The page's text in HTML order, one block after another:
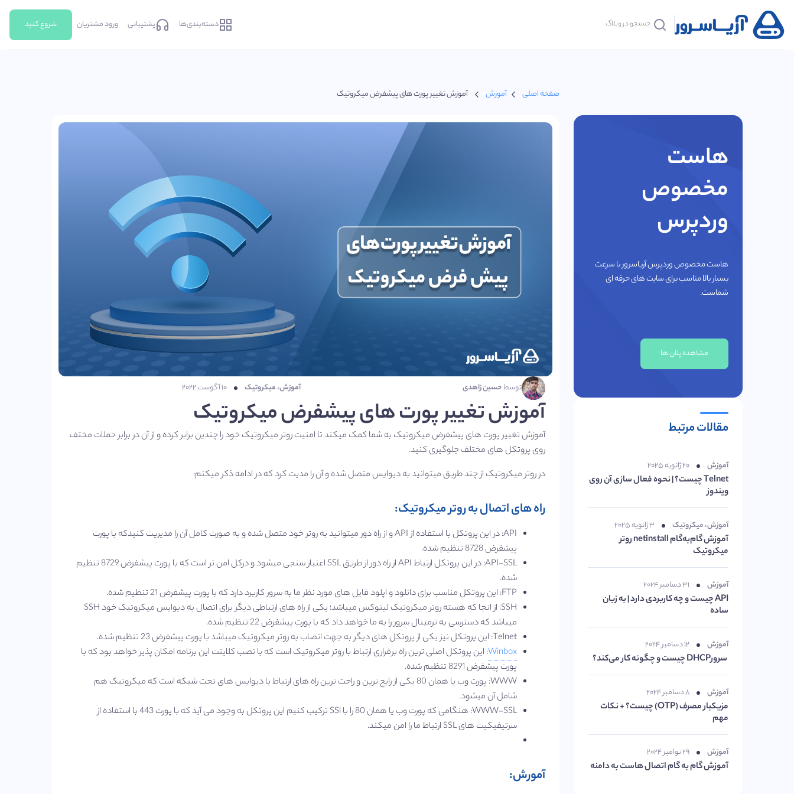
دسته‌بندی‌ها پشتیبانی ورود مشتریان شروع کنید
صفحه اصلی آموزش آموزش تغییر پورت های پیشفرض میکروتیک
هاست
مخصوص
وردپرس
هاست مخصوص وردپرس آریاسرور با سرعت
بسیار بالا مناسب برای سایت های حرفه ای
شماست.
مشاهده پلان ها
مقالات مرتبط
آموزش ۲۰ ژانویه ۲۰۲۵
Telnet چیست؟ | نحوه فعال سازی آن روی
ویندوز
آموزش،میکروتیک ۳ ژانویه ۲۰۲۵
آموزش گام‌به‌گام netinstall روتر
میکروتیک
آموزش ۳۱ دسامبر ۲۰۲۴
API چیست و چه کاربردی دارد | به زبان
ساده
آموزش ۱۲ دسامبر ۲۰۲۴
سرورDHCP چیست و چگونه کار می‌کند؟
آموزش ۸ دسامبر ۲۰۲۴
مزیکبار مصرف (OTP) چیست؟ + نکات
مهم
آموزش ۲۹ نوامبر ۲۰۲۴
آموزش گام به گام اتصال هاست به دامنه
توسطحسین زاهدی آموزش،میکروتیک ۱۰ آگوست ۲۰۲۲
آموزش تغییر پورت های پیشفرض میکروتیک
آموزش تغییر پورت های پیشفرض میکروتیک به شما کمک میکند تا امنیت روتر میکروتیک خود را چندین برابر کرده و از آن در برابر حملات مختف
روی پروتکل های مختلف جلوگیری کنید.
در روتر میکروتیک از چند طریق میتوانید به دیوایس متصل شده و آن را مدیت کرد که در ادامه ذکر میکنم:
راه های اتصال به روتر میکروتیک:
API: در این پروتکل با استفاده از API و از راه دور میتوانید به روتر خود متصل شده و به صورت کامل آن را مدیریت کنیدکه با پورت
پیشفرض 8728 تنظیم شده.
API-SSL: در این پروتکل ارتباط API از راه دور از طریق SSL اعتبار سنجی میشود و درکل امن تر است که با پورت پیشفرض 8729 تنظیم
شده.
FTP: این پروتکل مناسب برای دانلود و اپلود فایل های مورد نظر ما به سرور کاربرد دارد که با پورت پیشفرض 21 تنظیم شده.
SSH: از انجا که هسته روتر میکروتیک لینوکس میباشد؛ یکی از راه های ارتباطی دیگر برای اتصال به دیوایس میکروتیک خود SSH
میباشد که دسترسی به ترمینال سرور را به ما خواهد داد که با پورت پیشفرض 22 تنظیم شده.
Telnet: این پروتکل نیز یکی از پروتکل های دیگر به جهت اتصاب به روتر میکروتیک میباشد با پورت پیشفرض 23 تنظیم شده.
Winbox: این پروتکل اصلی ترین راه برقراری ارتباط با روتر میکروتیک است که با نصب کلاینت این برنامه امکان پذیر خواهد بود که با
پورت پیشفرض 8291 تنظیم شده.
WWW: پورت وب یا همان 80 یکی از رایج ترین و راحت ترین راه های ارتباط با دیوایس های تحت شبکه است که میکروتیک هم
شامل آن میشود.
WWW-SSL: هنگامی که پورت وب یا همان 80 را با SSl ترکیب کنیم این پروتکل به وجود می آید که با پورت 443 با استفاده از
سرتیفیکیت های SSL ارتباط ما را امن میکند.
آمورش: